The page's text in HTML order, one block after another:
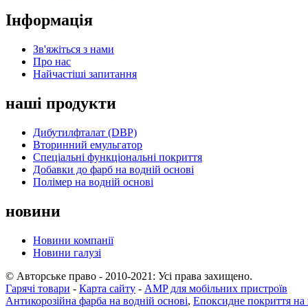
Інформація
Зв'яжіться з нами
Про нас
Найчастіші запитання
наші продукти
Дибутилфталат (DBP)
Вторинний емульгатор
Спеціальні функціональні покриття
Добавки до фарб на водній основі
Полімер на водній основі
новини
Новини компанії
Новини галузі
© Авторське право - 2010-2021: Усі права захищено.
Гарячі товари - Карта сайту - AMP для мобільних пристроїв
Антикорозійна фарба на водній основі, Епоксидне покриття на